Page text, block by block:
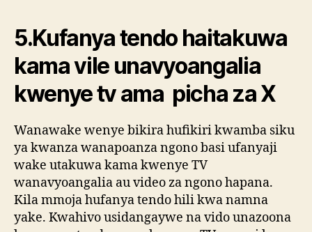
5.Kufanya tendo haitakuwa
kama vile unavyoangalia
kwenye tv ama picha za X
Wanawake wenye bikira hufikiri kwamba siku
ya kwanza wanapoanza ngono basi ufanyaji
wake utakuwa kama kwenye TV
wanavyoangalia au video za ngono hapana.
Kila mmoja hufanya tendo hili kwa namna
yake. Kwahivo usidangaywe na vido unazoona